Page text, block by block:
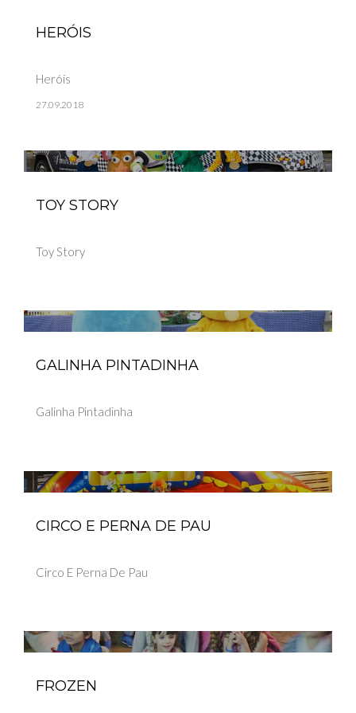
HERÓIS
Heróis
27.09.2018
TOY STORY
Toy Story
GALINHA PINTADINHA
Galinha Pintadinha
CIRCO E PERNA DE PAU
Circo E Perna De Pau
FROZEN